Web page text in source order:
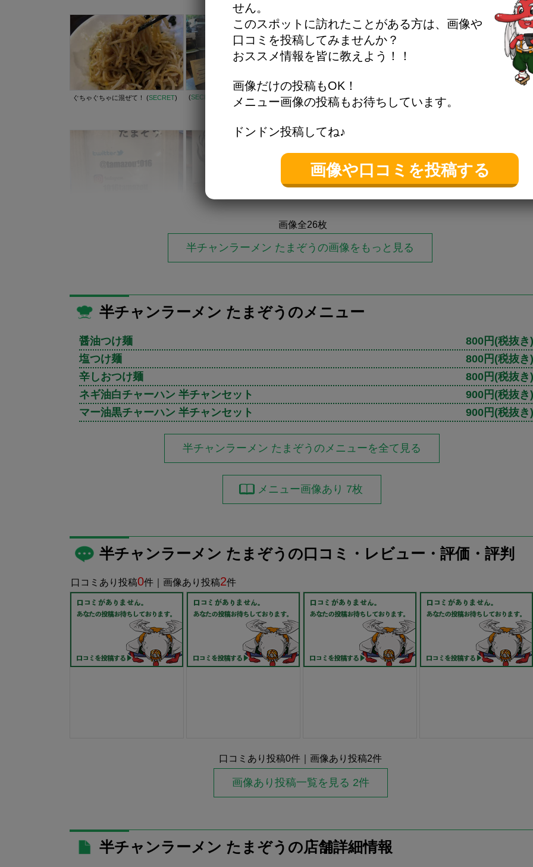
ぐちゃぐちゃに混ぜて！ (SECRET) (SECRET SECRET) SECRET
画像全26枚
半チャンラーメン たまぞうの画像をもっと見る
半チャンラーメン たまぞうのメニュー
醤油つけ麺 800円 (税抜き)
塩つけ麺
800円 (税抜き)
辛しおつけ麺
800円 (税抜き)
ネギ油白チャーハン 半チャンセット
900円 (税抜き)
マー油黒チャーハン 半チャンセット
900円 (税抜き)
半チャンラーメン たまぞうのメニューを全て見る
メニュー画像あり 7枚
半チャンラーメン たまぞうの口コミ・レビュー・評価・評判
口コミあり投稿0件｜画像あり投稿2件
口コミあり投稿0件｜画像あり投稿2件
画像あり投稿一覧を見る 2件
半チャンラーメン たまぞうの店舗詳細情報
せん。
このスポットに訪れたことがある方は、画像や
口コミを投稿してみませんか？
おススメ情報を皆に教えよう！！
画像だけの投稿もOK！
メニュー画像の投稿もお待ちしています。
ドンドン投稿してね♪
画像や口コミを投稿する